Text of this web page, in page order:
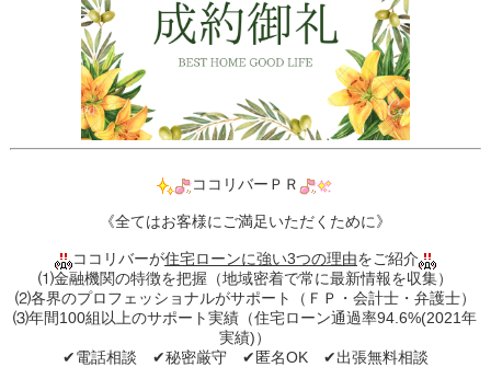
ココリバーＰＲ
《全てはお客様にご満足いただくために》
ココリバーが住宅ローンに強い3つの理由をご紹介
⑴金融機関の特徴を把握（地域密着で常に最新情報を収集）
⑵各界のプロフェッショナルがサポート（ＦＰ・会計士・弁護士）
⑶年間100組以上のサポート実績（住宅ローン通過率94.6%(2021年
実績)）
✔︎電話相談 ✔︎秘密厳守 ✔︎匿名OK ✔︎出張無料相談